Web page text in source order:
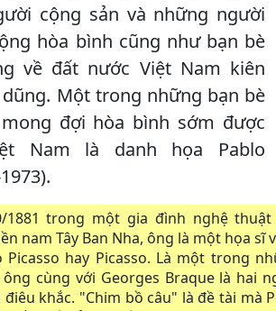
cộng sản và những người
hòa bình cũng như bạn bè
về đất nước Việt Nam kiên
Một trong những bạn bè
đợi hòa bình sớm được
Nam là danh họa Pablo
1881 trong một gia đình nghệ
nam Tây Ban Nha, ông là một họa
Picasso hay Picasso. Là một trong
cùng với Georges Braque là hai
khắc. "Chim bồ câu" là đề tài mà